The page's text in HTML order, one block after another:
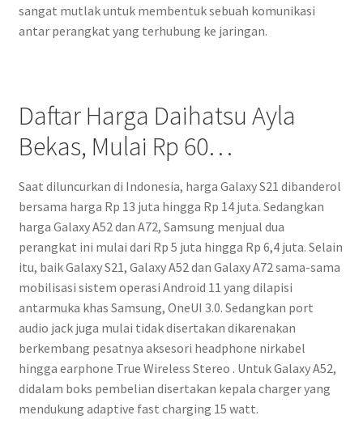
sangat mutlak untuk membentuk sebuah komunikasi
antar perangkat yang terhubung ke jaringan.
Daftar Harga Daihatsu Ayla
Bekas, Mulai Rp 60…
Saat diluncurkan di Indonesia, harga Galaxy S21 dibanderol
bersama harga Rp 13 juta hingga Rp 14 juta. Sedangkan
harga Galaxy A52 dan A72, Samsung menjual dua
perangkat ini mulai dari Rp 5 juta hingga Rp 6,4 juta. Selain
itu, baik Galaxy S21, Galaxy A52 dan Galaxy A72 sama-sama
mobilisasi sistem operasi Android 11 yang dilapisi
antarmuka khas Samsung, OneUI 3.0. Sedangkan port
audio jack juga mulai tidak disertakan dikarenakan
berkembang pesatnya aksesori headphone nirkabel
hingga earphone True Wireless Stereo . Untuk Galaxy A52,
didalam boks pembelian disertakan kepala charger yang
mendukung adaptive fast charging 15 watt.